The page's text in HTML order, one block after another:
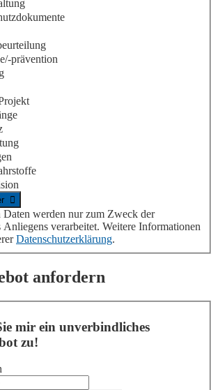
prävention
Daten werden nur zum Zweck der
Anliegens verarbeitet. Weitere Informationen
Datenschutzerklärung.
anfordern
mir ein unverbindliches
zu!